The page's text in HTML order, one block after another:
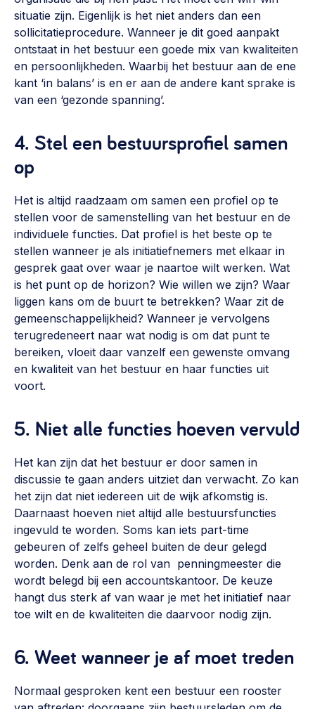
situatie zijn. Eigenlijk is het niet anders dan een
sollicitatieprocedure. Wanneer je dit goed aanpakt
ontstaat in het bestuur een goede mix van kwaliteiten
en persoonlijkheden. Waarbij het bestuur aan de ene
kant ‘in balans’ is en er aan de andere kant sprake is
van een ‘gezonde spanning’.
4. Stel een bestuursprofiel samen
op
Het is altijd raadzaam om samen een profiel op te
stellen voor de samenstelling van het bestuur en de
individuele functies. Dat profiel is het beste op te
stellen wanneer je als initiatiefnemers met elkaar in
gesprek gaat over waar je naartoe wilt werken. Wat
is het punt op de horizon? Wie willen we zijn? Waar
liggen kans om de buurt te betrekken? Waar zit de
gemeenschappelijkheid? Wanneer je vervolgens
terugredeneert naar wat nodig is om dat punt te
bereiken, vloeit daar vanzelf een gewenste omvang
en kwaliteit van het bestuur en haar functies uit
voort.
5. Niet alle functies hoeven vervuld
Het kan zijn dat het bestuur er door samen in
discussie te gaan anders uitziet dan verwacht. Zo kan
het zijn dat niet iedereen uit de wijk afkomstig is.
Daarnaast hoeven niet altijd alle bestuursfuncties
ingevuld te worden. Soms kan iets part-time
gebeuren of zelfs geheel buiten de deur gelegd
worden. Denk aan de rol van penningmeester die
wordt belegd bij een accountskantoor. De keuze
hangt dus sterk af van waar je met het initiatief naar
toe wilt en de kwaliteiten die daarvoor nodig zijn.
6. Weet wanneer je af moet treden
Normaal gesproken kent een bestuur een rooster